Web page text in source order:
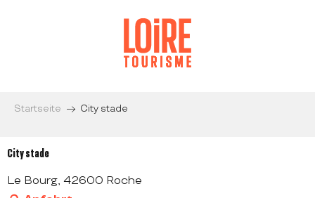
Startseite City stade
City stade
Le Bourg, 42600 Roche